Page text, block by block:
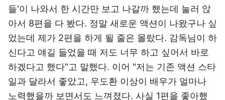
들'이 나와서 한 시간만 보고 나갈까 했는데 눌러 앉
아서 8편을 다 봤다. 정말 새로운 액션이 나왔구나 싶
었는데 제가 2편을 하게 될 줄은 몰랐다. 감독님이 하
신다고 얘길 들었을 때 저도 너무 하고 싶어서 바로
하겠다고 했다"고 말했다. 이어 "저는 기존 액션 스타
일과 달라서 좋았고, 우도환 이상이 배우가 얼마나
노력했을까 보면서도 느껴졌다. 사실 1편을 좋아했